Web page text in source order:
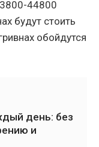
44800
будут стоить
обойдутся
день: без
и